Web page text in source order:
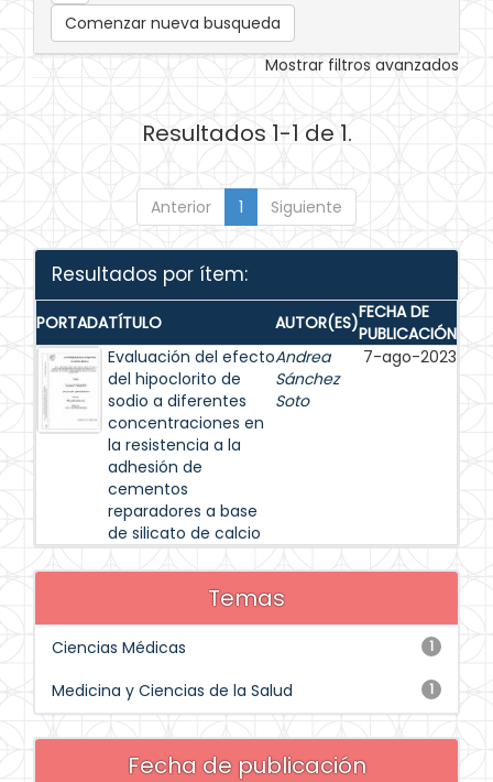
Comenzar nueva busqueda
Mostrar filtros avanzados
Resultados 1-1 de 1.
Anterior 1 Siguiente
Resultados por ítem:
PORTADATÍTULO AUTOR(ES)FECHA DE
PUBLICACIÓN
Evaluación del efecto
del hipoclorito de
sodio a diferentes
concentraciones en
la resistencia a la
adhesión de
cementos
reparadores a base
de silicato de calcio
Andrea
Sánchez
Soto
7-ago-2023
Temas
1
Ciencias Médicas
1
Medicina y Ciencias de la Salud
Fecha de publicación